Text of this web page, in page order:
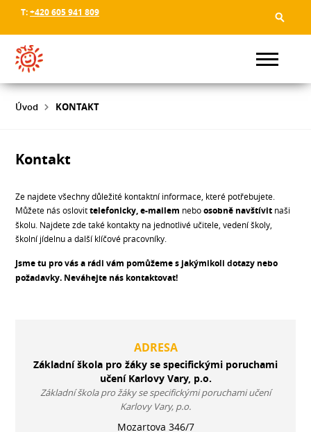
T:+420 605 941 809
Úvod KONTAKT
Kontakt
Ze najdete všechny důležité kontaktní informace, které potřebujete.
Můžete nás oslovittelefonicky, e-mailem neboosobně navštívit naši
školu. Najdete zde také kontakty na jednotlivé učitele, vedení školy,
školní jídelnu a další klíčové pracovníky.
Jsme tu pro vás a rádi vám pomůžeme s jakýmikoli dotazy nebo
požadavky. Neváhejte nás kontaktovat!
ADRESA
Základní škola pro žáky se specifickými poruchami
učení Karlovy Vary, p.o.
Základní škola pro žáky se specifickými poruchami učení
Karlovy Vary, p.o.
Mozartova 346/7